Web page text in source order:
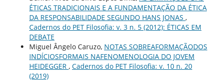
ÉTICAS TRADICIONAIS E A FUNDAMENTAÇÃO DA ÉTICA
DA RESPONSABILIDADE SEGUNDO HANS JONAS ,
Cadernos do PET Filosofia: v. 3 n. 5 (2012): ÉTICAS EM
DEBATE
Miguel Ângelo Caruzo, NOTAS SOBREAFORMAÇÃODOS
INDÍCIOSFORMAIS NAFENOMENOLOGIA DO JOVEM
HEIDEGGER , Cadernos do PET Filosofia: v. 10 n. 20
(2019)